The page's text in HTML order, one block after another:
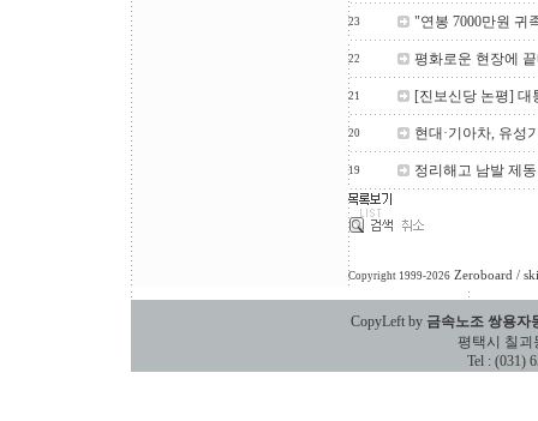
23 "연봉 7000만원 귀
22 평화로운 현장에
21 [진보신당 논평] 대
20 현대·기아차, 유성
19 정리해고 남발 제
Copyright 1999-2026 Zeroboard /
CopyLeft by 금속노조 쌍용자
평택시 칠괴동
Tel : (031)